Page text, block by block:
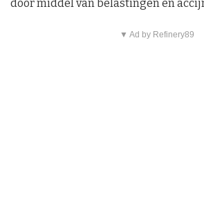
door middel van belastingen en
▼ Ad by Refinery89